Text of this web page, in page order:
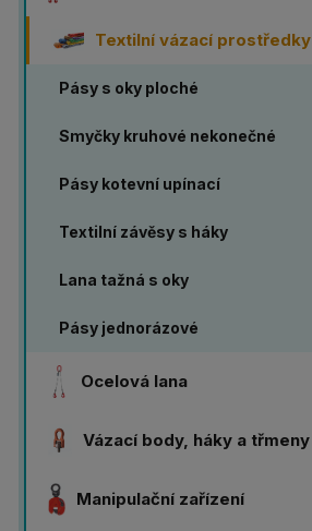
Textilní vázací prostředky
Pásy s oky ploché
Smyčky kruhové nekonečné
Pásy kotevní upínací
Textilní závěsy s háky
Lana tažná s oky
Pásy jednorázové
Ocelová lana
Vázací body, háky a třmeny
Manipulační zařízení